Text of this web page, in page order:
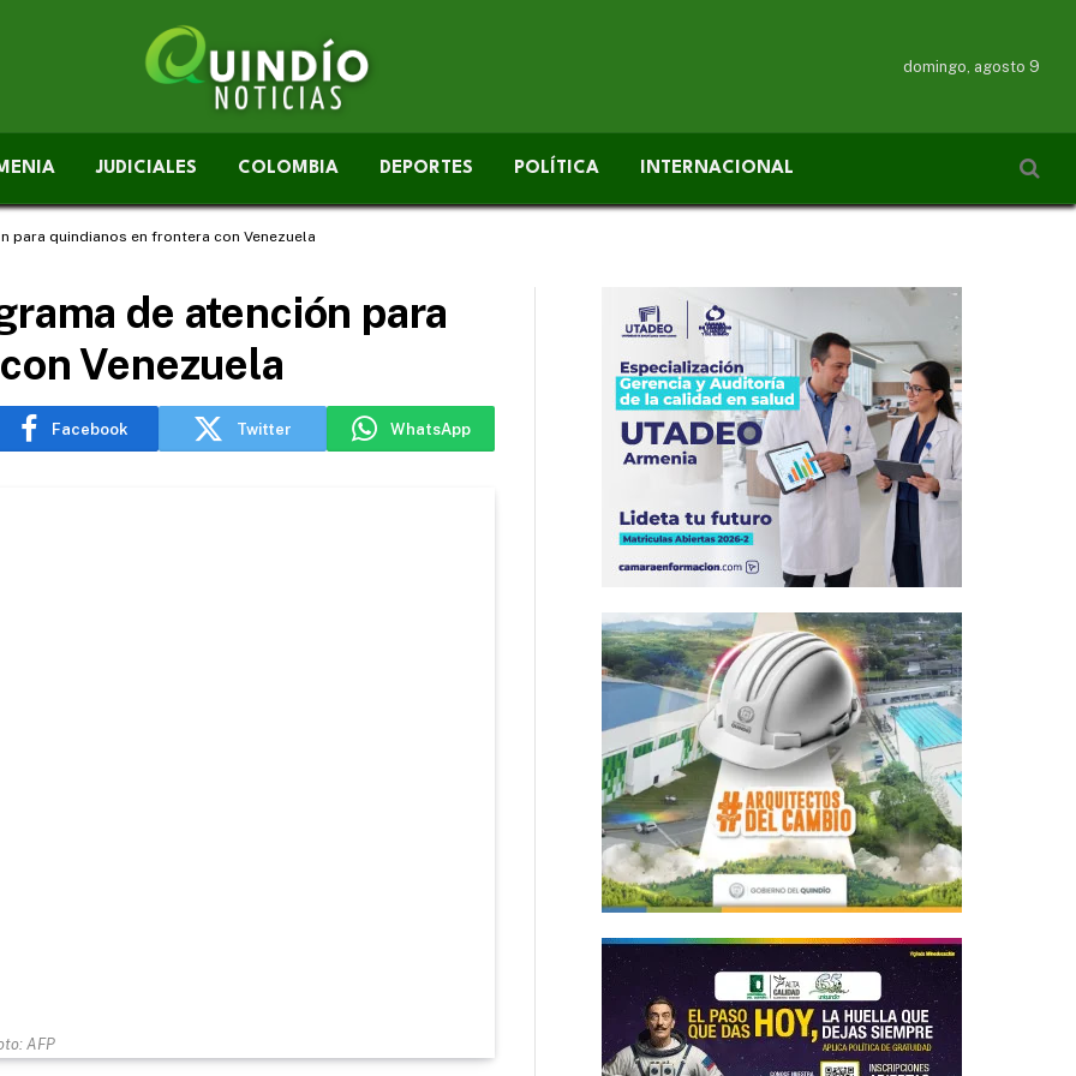
domingo, agosto 9
JUDICIALES COLOMBIA DEPORTES POLÍTICA INTERNACIONAL
para quindianos en frontera con Venezuela
de atención para
Venezuela
Facebook Twitter WhatsApp
AFP